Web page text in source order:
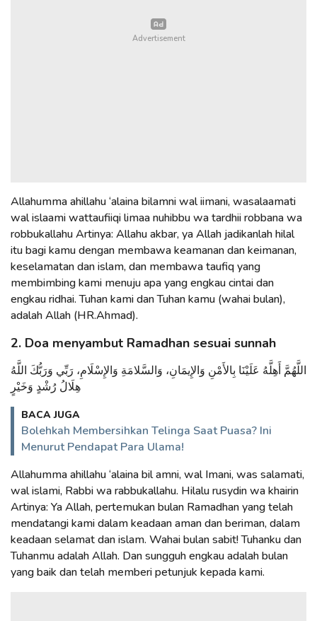
Allahumma ahillahu ‘alaina bilamni wal iimani, wasalaamati
wal islaami wattaufiiqi limaa nuhibbu wa tardhii robbana wa
robbukallahu Artinya: Allahu akbar, ya Allah jadikanlah hilal
itu bagi kamu dengan membawa keamanan dan keimanan,
keselamatan dan islam, dan membawa taufiq yang
membimbing kami menuju apa yang engkau cintai dan
engkau ridhai. Tuhan kami dan Tuhan kamu (wahai bulan),
adalah Allah (HR.Ahmad).
2. Doa menyambut Ramadhan sesuai sunnah
اللَّهُمَّ أَهِلَّهُ عَلَيْنَا بِالأَمْنِ وَالإِيمَانِ، وَالسَّلامَةِ وَالإِسْلَامِ، رَبِّي وَرَبُّكَ اللَّهُ
هِلَالُ رُشْدٍ وَخَيْرٍ
BACA JUGA
Bolehkah Membersihkan Telinga Saat Puasa? Ini
Menurut Pendapat Para Ulama!
Allahumma ahillahu ‘alaina bil amni, wal Imani, was salamati,
wal islami, Rabbi wa rabbukallahu. Hilalu rusydin wa khairin
Artinya: Ya Allah, pertemukan bulan Ramadhan yang telah
mendatangi kami dalam keadaan aman dan beriman, dalam
keadaan selamat dan islam. Wahai bulan sabit! Tuhanku dan
Tuhanmu adalah Allah. Dan sungguh engkau adalah bulan
yang baik dan telah memberi petunjuk kepada kami.